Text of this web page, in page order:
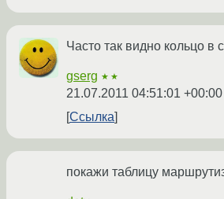
Часто так видно кольцо в
gserg ★★
21.07.2011 04:51:01 +00:00
Ссылка
покажи таблицу